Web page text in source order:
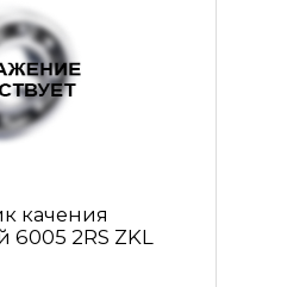
качения
2RS ZKL